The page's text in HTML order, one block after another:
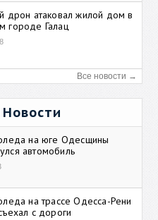
дрон атаковал жилой дом в
городе Галац
Все новости →
на юге Одесщины
автомобиль
на трассе Одесса-Рени
с дороги